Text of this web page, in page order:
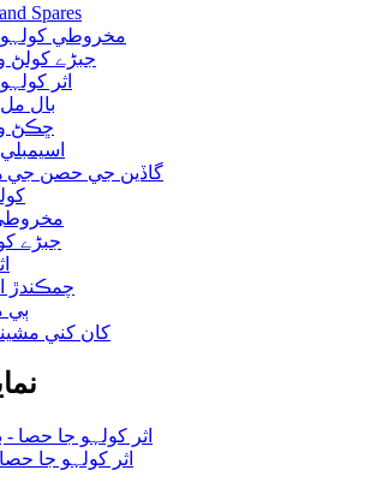
Spares
مخروطي
جبڑے کولڻ
اثر
بال
ڇڪڻ
گاڏين جي حصن جي
جبڑے
چمڪندڙ
ٻي
کان کني
اثر کولہو جا حصا